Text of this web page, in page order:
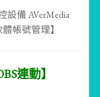
連動】